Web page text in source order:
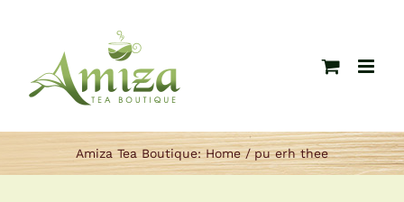
Amiza Tea Boutique: Home pu erh thee